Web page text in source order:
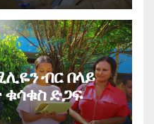
ብር በላይ
ድጋፍ